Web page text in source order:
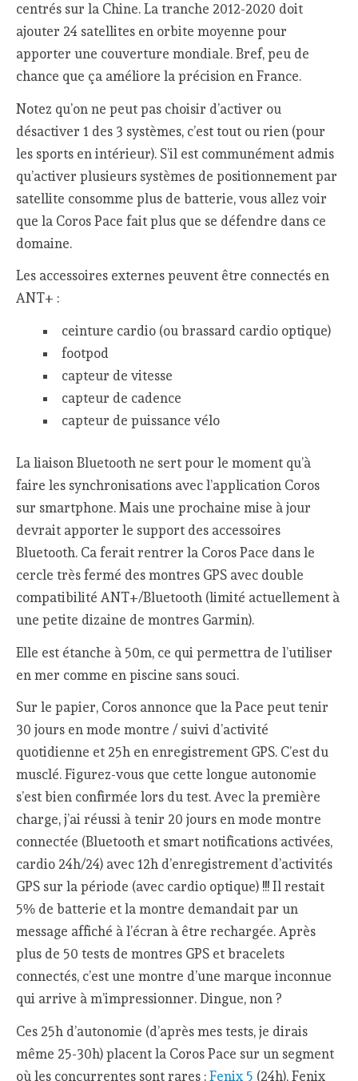
centrés sur la Chine. La tranche 2012-2020 doit
ajouter 24 satellites en orbite moyenne pour
apporter une couverture mondiale. Bref, peu de
chance que ça améliore la précision en France.
Notez qu’on ne peut pas choisir d’activer ou
désactiver 1 des 3 systèmes, c’est tout ou rien (pour
les sports en intérieur). S’il est communément admis
qu’activer plusieurs systèmes de positionnement par
satellite consomme plus de batterie, vous allez voir
que la Coros Pace fait plus que se défendre dans ce
domaine.
Les accessoires externes peuvent être connectés en
ANT+ :
ceinture cardio (ou brassard cardio optique)
footpod
capteur de vitesse
capteur de cadence
capteur de puissance vélo
La liaison Bluetooth ne sert pour le moment qu’à
faire les synchronisations avec l’application Coros
sur smartphone. Mais une prochaine mise à jour
devrait apporter le support des accessoires
Bluetooth. Ca ferait rentrer la Coros Pace dans le
cercle très fermé des montres GPS avec double
compatibilité ANT+/Bluetooth (limité actuellement à
une petite dizaine de montres Garmin).
Elle est étanche à 50m, ce qui permettra de l’utiliser
en mer comme en piscine sans souci.
Sur le papier, Coros annonce que la Pace peut tenir
30 jours en mode montre / suivi d’activité
quotidienne et 25h en enregistrement GPS. C’est du
musclé. Figurez-vous que cette longue autonomie
s’est bien confirmée lors du test. Avec la première
charge, j’ai réussi à tenir 20 jours en mode montre
connectée (Bluetooth et smart notifications activées,
cardio 24h/24) avec 12h d’enregistrement d’activités
GPS sur la période (avec cardio optique) !!! Il restait
5% de batterie et la montre demandait par un
message affiché à l’écran à être rechargée. Après
plus de 50 tests de montres GPS et bracelets
connectés, c’est une montre d’une marque inconnue
qui arrive à m’impressionner. Dingue, non ?
Ces 25h d’autonomie (d’après mes tests, je dirais
même 25-30h) placent la Coros Pace sur un segment
où les concurrentes sont rares :Fenix 5 (24h), Fenix